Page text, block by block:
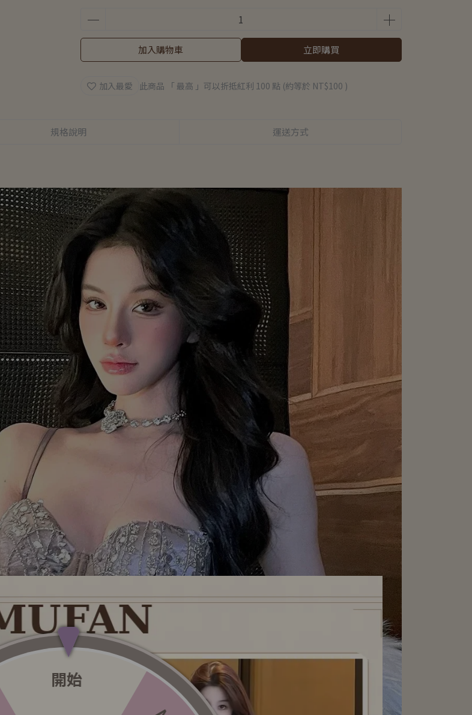
加入購物車 立即購買
加入最愛 此商品 「 最高 」可以折抵紅利 100 點 (約等於 NT$100 )
規格說明 運送方式